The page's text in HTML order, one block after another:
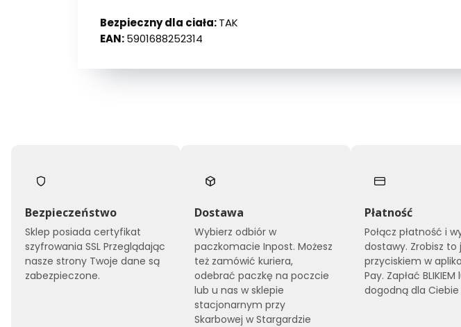
Bezpieczny dla ciała:TAK
EAN:5901688252314
Bezpieczeństwo
Sklep posiada certyfikat
szyfrowania SSL Przeglądając
nasze strony Twoje dane są
zabezpieczone.
Dostawa
Wybierz odbiór w
paczkomacie Inpost. Możesz
też zamówić kuriera,
odebrać paczkę na poczcie
lub u nas w sklepie
stacjonarnym przy
Skarbowej w Stargardzie
Płatność
Połącz płatność i
dostawy. Zrobisz to
przyciskiem w
Pay. Zapłać
dogodną dla